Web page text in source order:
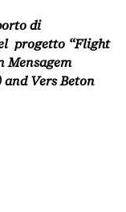
di
progetto “Flight
Mensagem
Vers Beton